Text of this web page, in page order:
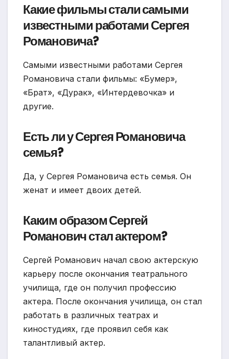
Какие фильмы стали самыми
известными работами Сергея
Романовича?
Самыми известными работами Сергея
Романовича стали фильмы: «Бумер»,
«Брат», «Дурак», «Интердевочка» и
другие.
Есть ли у Сергея Романовича
семья?
Да, у Сергея Романовича есть семья. Он
женат и имеет двоих детей.
Каким образом Сергей
Романович стал актером?
Сергей Романович начал свою актерскую
карьеру после окончания театрального
училища, где он получил профессию
актера. После окончания училища, он стал
работать в различных театрах и
киностудиях, где проявил себя как
талантливый актер.